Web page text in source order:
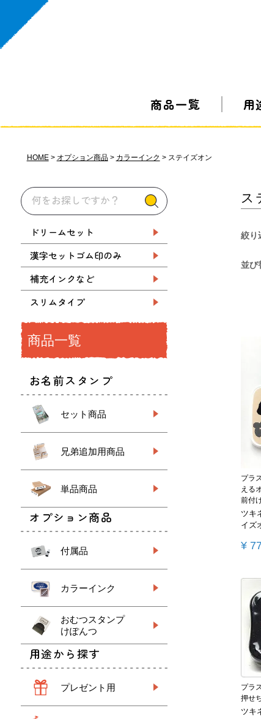
商品一覧 用
HOME オプション商品 カラーインク ステイズオン
ドリームセット
漢字セットゴム印のみ
補充インクなど
スリムタイプ
商品一覧
お名前スタンプ
セット商品
兄弟追加用商品
単品商品
オプション商品
付属品
カラーインク
おむつスタンプ
けぽんつ
用途から探す
プレゼント用
ス
絞り
並び
プラ
える
前付
ツキ
イズ
¥
プラ
押せ
ツキ